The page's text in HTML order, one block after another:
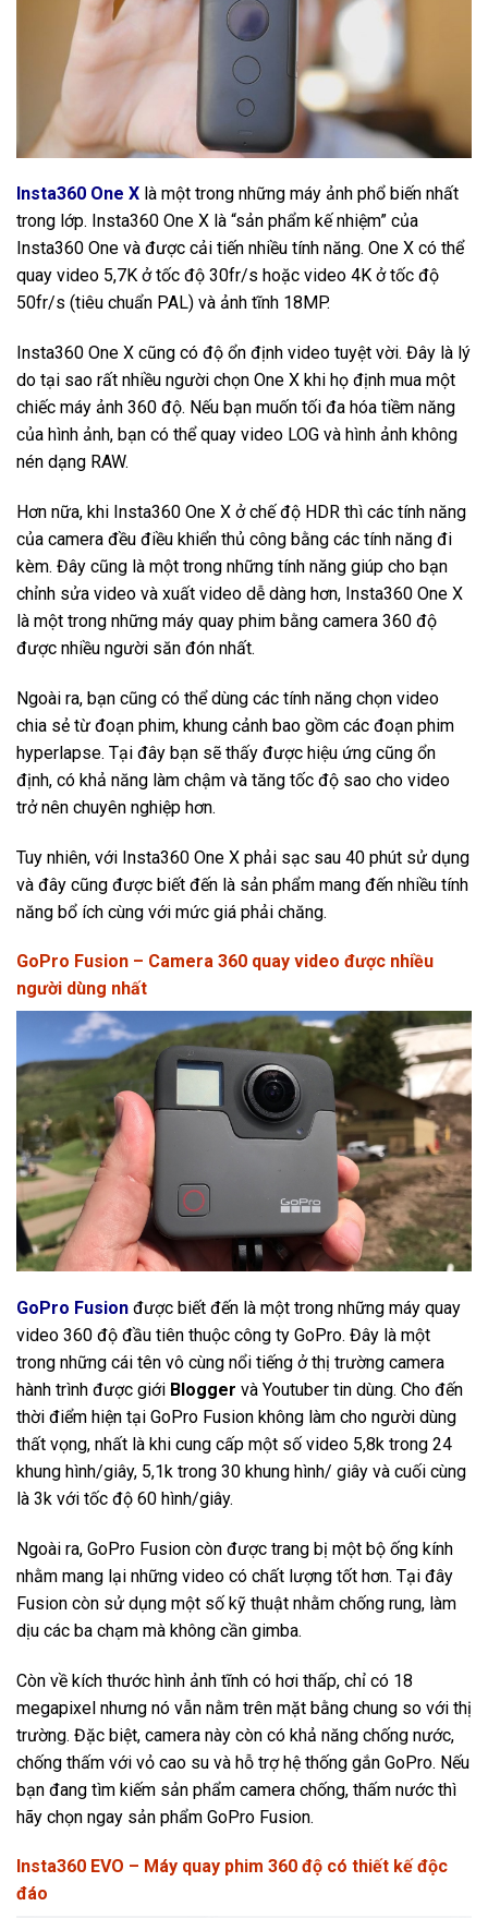
Insta360 One X là một trong những máy ảnh phổ biến nhất
trong lớp. Insta360 One X là “sản phẩm kế nhiệm” của
Insta360 One và được cải tiến nhiều tính năng. One X có thể
quay video 5,7K ở tốc độ 30fr/s hoặc video 4K ở tốc độ
50fr/s (tiêu chuẩn PAL) và ảnh tĩnh 18MP.
Insta360 One X cũng có độ ổn định video tuyệt vời. Đây là lý
do tại sao rất nhiều người chọn One X khi họ định mua một
chiếc máy ảnh 360 độ. Nếu bạn muốn tối đa hóa tiềm năng
của hình ảnh, bạn có thể quay video LOG và hình ảnh không
nén dạng RAW.
Hơn nữa, khi Insta360 One X ở chế độ HDR thì các tính năng
của camera đều điều khiển thủ công bằng các tính năng đi
kèm. Đây cũng là một trong những tính năng giúp cho bạn
chỉnh sửa video và xuất video dễ dàng hơn, Insta360 One X
là một trong những máy quay phim bằng camera 360 độ
được nhiều người săn đón nhất.
Ngoài ra, bạn cũng có thể dùng các tính năng chọn video
chia sẻ từ đoạn phim, khung cảnh bao gồm các đoạn phim
hyperlapse. Tại đây bạn sẽ thấy được hiệu ứng cũng ổn
định, có khả năng làm chậm và tăng tốc độ sao cho video
trở nên chuyên nghiệp hơn.
Tuy nhiên, với Insta360 One X phải sạc sau 40 phút sử dụng
và đây cũng được biết đến là sản phẩm mang đến nhiều tính
năng bổ ích cùng với mức giá phải chăng.
GoPro Fusion – Camera 360 quay video được nhiều
người dùng nhất
GoPro Fusion được biết đến là một trong những máy quay
video 360 độ đầu tiên thuộc công ty GoPro. Đây là một
trong những cái tên vô cùng nổi tiếng ở thị trường camera
hành trình được giới Blogger và Youtuber tin dùng. Cho đến
thời điểm hiện tại GoPro Fusion không làm cho người dùng
thất vọng, nhất là khi cung cấp một số video 5,8k trong 24
khung hình/giây, 5,1k trong 30 khung hình/ giây và cuối cùng
là 3k với tốc độ 60 hình/giây.
Ngoài ra, GoPro Fusion còn được trang bị một bộ ống kính
nhằm mang lại những video có chất lượng tốt hơn. Tại đây
Fusion còn sử dụng một số kỹ thuật nhằm chống rung, làm
dịu các ba chạm mà không cần gimba.
Còn về kích thước hình ảnh tĩnh có hơi thấp, chỉ có 18
megapixel nhưng nó vẫn nằm trên mặt bằng chung so với thị
trường. Đặc biệt, camera này còn có khả năng chống nước,
chống thấm với vỏ cao su và hỗ trợ hệ thống gắn GoPro. Nếu
bạn đang tìm kiếm sản phẩm camera chống, thấm nước thì
hãy chọn ngay sản phẩm GoPro Fusion.
Insta360 EVO – Máy quay phim 360 độ có thiết kế độc
đáo